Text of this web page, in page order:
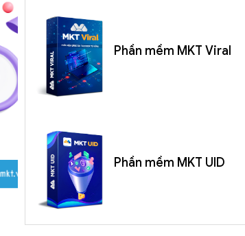
Phần mềm MKT Viral
Phần mềm MKT UID